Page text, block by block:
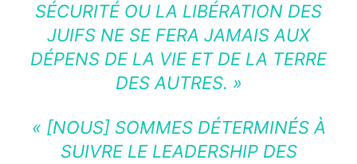
SÉCURITÉ OU LA LIBÉRATION DES
JUIFS NE SE FERA JAMAIS AUX
DÉPENS DE LA VIE ET DE LA TERRE
DES AUTRES. »
« [NOUS] SOMMES DÉTERMINÉS À
SUIVRE LE LEADERSHIP DES